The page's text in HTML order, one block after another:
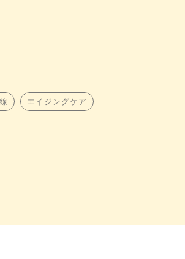
エイジングケア